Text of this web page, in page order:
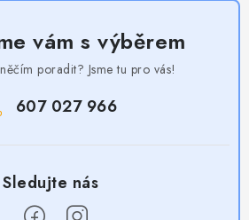
vám s výběrem
poradit? Jsme tu pro vás!
607 027 966